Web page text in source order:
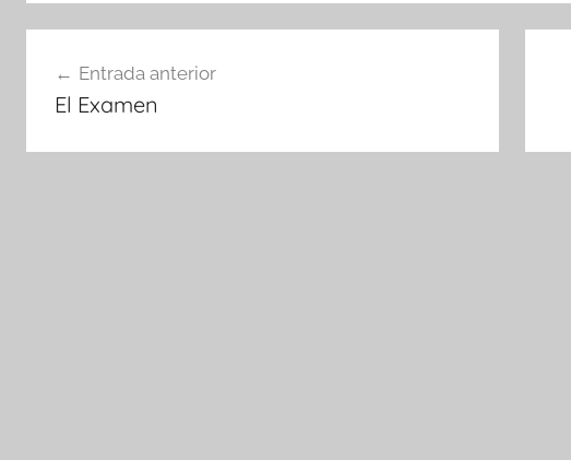
de
Entrada anterior
El Examen